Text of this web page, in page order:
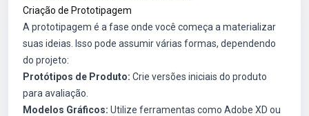
Criação de Prototipagem
A prototipagem é a fase onde você começa a materializar
suas ideias. Isso pode assumir várias formas, dependendo
do projeto:
Protótipos de Produto: Crie versões iniciais do produto
para avaliação.
Modelos Gráficos: Utilize ferramentas como Adobe XD ou